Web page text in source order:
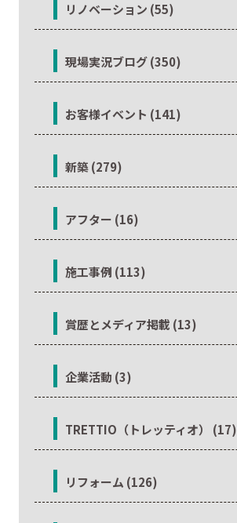
リノベーション (55)
現場実況ブログ (350)
お客様イベント (141)
新築 (279)
アフター (16)
施工事例 (113)
賞歴とメディア掲載 (13)
企業活動 (3)
TRETTIO（トレッティオ） (17)
リフォーム (126)